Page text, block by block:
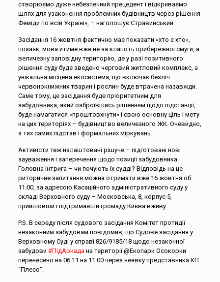
створюємо дуже небезпечний прецедент і відкриваємо
шлях для узаконення проблемних будівництв через рішення
Феміди по всій Україні», – наголошує Стравинський.
Засідання 16 жовтня фактично має показати «хто є хто»,
позаяк, мова йтиме вже не за клапоть прибережної смуги, а
величезну заповідну територію, де у разі позитивного
рішення суду буде зведено черговий житловий комплекс, а
унікальна місцева екосистема, що включає безліч
червонокнижних тварин і рослин буде втрачена назавжди.
Саме тому, це засідання буде пріоритетним для
забудовника, який озброївшись рішенням щодо підстанції,
буде намагатися «проштовхнути» і свою основну ціль і мету
на цих територіях – будівництво величезного ЖК. Очевидно,
з тих самих підстав і формальних міркувань.
Активісти теж налаштовані рішуче – підготовані нові
зауваження і заперечення щодо позиції забудовника.
Головна інтрига – чи почують їх судді? Відповідь на це
риторичне запитання можна отримати вже 16 жовтня об
11:00, за адресою Касаційного адміністративного суду у
складі Верховного суду – Московська, 8, корпус 5,
прийшовши і підтримавши громаду Києва вживу.
P.S. В середу після судового засідання Комітет протидії
незаконним забудовам повідомив, що Судове засідання у
Верховному Суді у справі 826/9185/18 щодо незаконної
забудови #ПідАркадана території @Екопарк Осокорки
перенесено на 06.11 на 11:00 через неявку представника КП
“Плесо”.